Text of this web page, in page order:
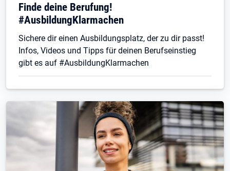
Finde deine Berufung!
#AusbildungKlarmachen
Sichere dir einen Ausbildungsplatz, der zu dir passt!
Infos, Videos und Tipps für deinen Berufseinstieg
gibt es auf #AusbildungKlarmachen